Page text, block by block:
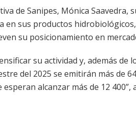
de Sanipes, Mónica
en sus productos
su posicionamiento en
su actividad y, además
del 2025 se emitirán más de
alcanzar más de 12 400”,